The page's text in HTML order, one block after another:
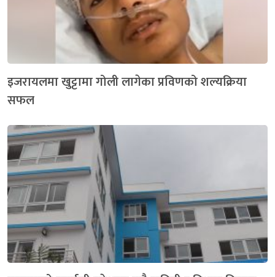
इजरायलमा खुट्टामा गोली लागेका प्रविणको शल्यक्रिया
सफल